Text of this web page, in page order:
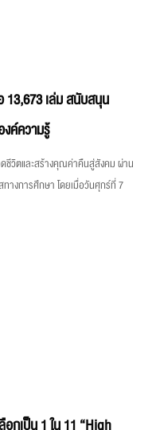
เล่ม สนับสนุน
ค์ความรู้
ชีวิตและสร้างคุณค่าคืนสู่สังคม ผ่าน
างการศึกษา โดยเมื่อวันศุกร์ที่ 7
อกเป็น 1 ใน 11 “High